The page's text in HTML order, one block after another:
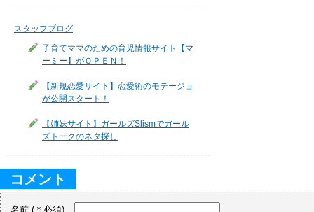
スタッフブログ
子育てママのための育児情報サイト【マ
ーミー】がＯＰＥＮ！
【新規恋愛サイト】恋愛術のモテージョ
が公開スタート！
【姉妹サイト】ガールズSlismでガール
ズトークのネタ探し
コメント
名前 (＊必須)